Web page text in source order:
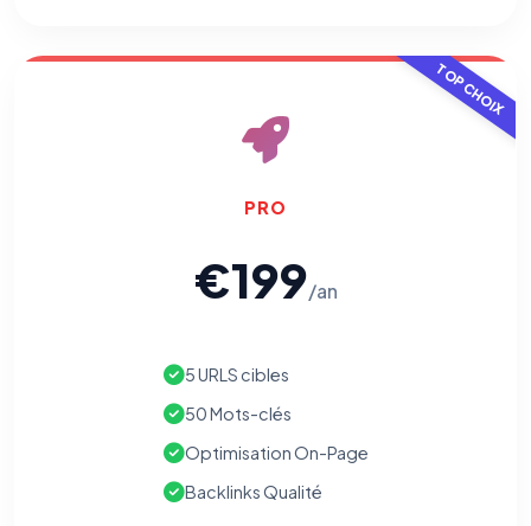
TOP CHOIX
PRO
€199/an
5 URLS cibles
50 Mots-clés
Optimisation On-Page
Backlinks Qualité